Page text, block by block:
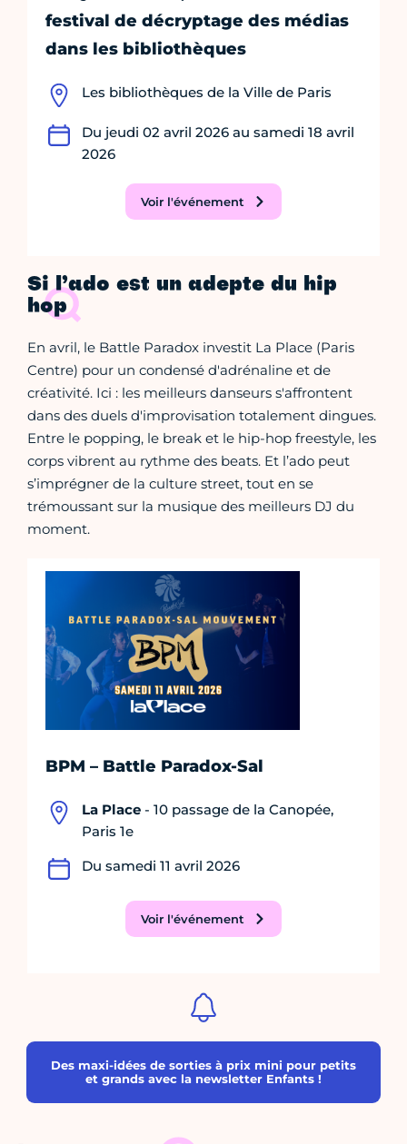
festival de décryptage des médias
dans les bibliothèques
Les bibliothèques de la Ville de Paris
Du jeudi 02 avril 2026 au samedi 18 avril
2026
Voir l'événement
Si l’ado est un adepte du hip
hop
En avril, le Battle Paradox investit La Place (Paris
Centre) pour un condensé d'adrénaline et de
créativité. Ici : les meilleurs danseurs s'affrontent
dans des duels d'improvisation totalement dingues.
Entre le popping, le break et le hip-hop freestyle, les
corps vibrent au rythme des beats. Et l’ado peut
s’imprégner de la culture street, tout en se
trémoussant sur la musique des meilleurs DJ du
moment.
BPM – Battle Paradox-Sal
La Place - 10 passage de la Canopée,
Paris 1e
Du samedi 11 avril 2026
Voir l'événement
Des maxi-idées de sorties à prix mini pour petits
et grands avec la newsletter Enfants !